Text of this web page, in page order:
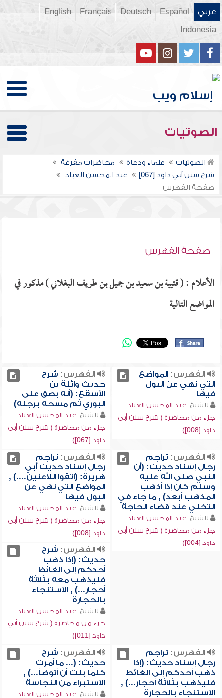
عربي Español
Deutsch
Français
English
Indonesia
الصوتيات
الصوتيات علماء ودعاة
محاضرات مفرغة
شرح سنن أبي داود [067]
عبد المحسن العباد
صفحة الفهرس
صفحة الفهرس
الأعلام : ( قتيبة بن سعيد بن جميل بن طريف البغلاني ) مذكور في
المواضع التالية
الفهرس:المواضع
التي نهي عن البول
فيها
للشيخ: عبد المحسن العباد
جزء من محاضرة ( شرح سنن أبي
داود [008])
الفهرس: شرح
حديث واثلة بن
الأسقع: (أنه بصق على
البوري ثم مسحه برجله)
للشيخ: عبد المحسن العباد
جزء من محاضرة ( شرح سنن أبي
داود [067])
الفهرس: تراجم
رجال إسناد حديث: (أن
النبي صلى الله عليه
وسلم كان إذا أذهب
المذهب أبعد) , ما جاء في
التخلي عند قضاء الحاجة
للشيخ: عبد المحسن العباد
جزء من محاضرة ( شرح سنن أبي
داود [004])
الفهرس: تراجم
رجال إسناد حديث أبي
هريرة: (اتقوا اللاعنين....) ,
المواضع التي نهي عن
البول فيها
للشيخ: عبد المحسن العباد
جزء من محاضرة ( شرح سنن أبي
داود [008])
الفهرس: شرح
حديث: (إذا ذهب
أحدكم إلى الغائظ
فليذهب معه بثلاثة
أحجار...) , الاستنجاء
بالحجارة
للشيخ: عبد المحسن العباد
جزء من محاضرة ( شرح سنن أبي
داود [011])
الفهرس: تراجم
رجال إسناد حديث: (إذا
ذهب أحدكم إلى الغائط
فليذهب بثلاثة أحجار...) ,
الاستنجاء بالحجارة
الفهرس: شرح
حديث: (... ما أمرت
كلما بلت أن أتوضأ...) ,
الاستبراء من النجاسة
للشيخ: عبد المحسن العباد